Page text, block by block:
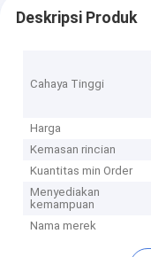
Deskripsi Produk
Cahaya Tinggi
Harga
Kemasan rincian
Kuantitas min Order
Menyediakan
kemampuan
Nama merek